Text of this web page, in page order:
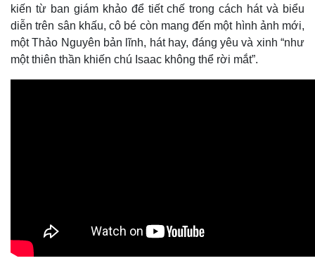
kiến từ ban giám khảo để tiết chế trong cách hát và biểu
diễn trên sân khấu, cô bé còn mang đến một hình ảnh mới,
một Thảo Nguyên bản lĩnh, hát hay, đáng yêu và xinh “như
một thiên thần khiến chú Isaac không thể rời mắt”.